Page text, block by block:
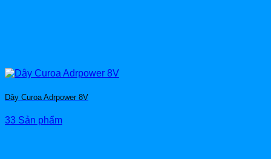
Dây Curoa Adrpower 8V
33 Sản phẩm